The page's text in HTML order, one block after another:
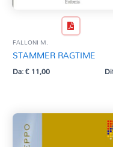
FALLONI M.
STAMMER RAGTIME
Da:€11,00